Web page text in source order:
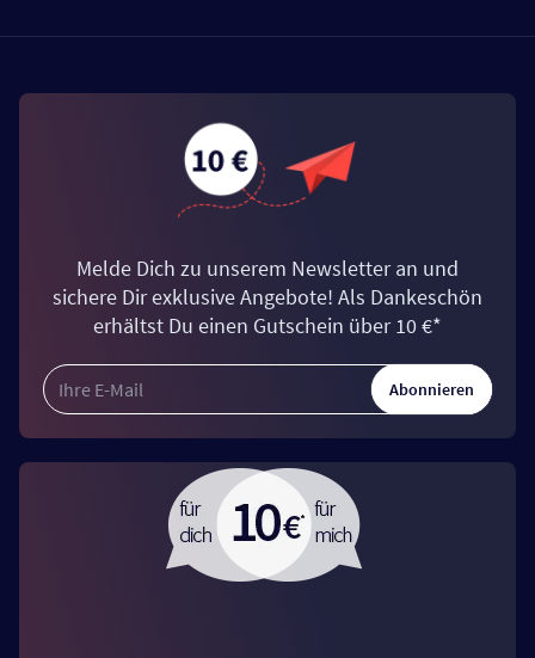
Melde Dich zu unserem Newsletter an und
sichere Dir exklusive Angebote! Als Dankeschön
erhältst Du einen Gutschein über 10 €*
Abonnieren